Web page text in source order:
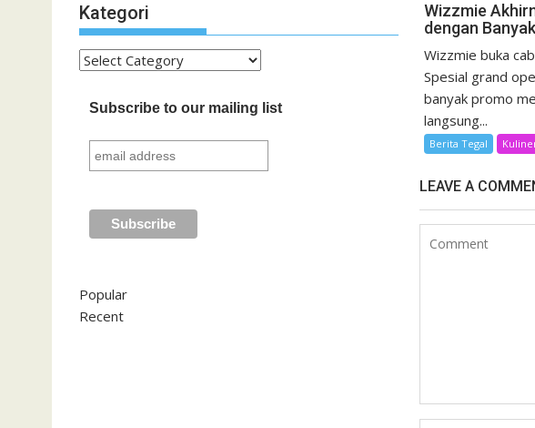
Wizzmie
dengan
Wizzmie buka
Spesial grand
banyak promo
langsung...
Berita Tegal
LEAVE A
Kategori
Kategori
Subscribe to our mailing list
Popular
Recent